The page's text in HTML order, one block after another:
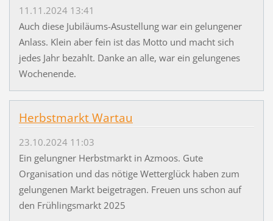
11.11.2024 13:41
Auch diese Jubiläums-Asustellung war ein gelungener
Anlass. Klein aber fein ist das Motto und macht sich
jedes Jahr bezahlt. Danke an alle, war ein gelungenes
Wochenende.
Herbstmarkt Wartau
23.10.2024 11:03
Ein gelungner Herbstmarkt in Azmoos. Gute
Organisation und das nötige Wetterglück haben zum
gelungenen Markt beigetragen. Freuen uns schon auf
den Frühlingsmarkt 2025